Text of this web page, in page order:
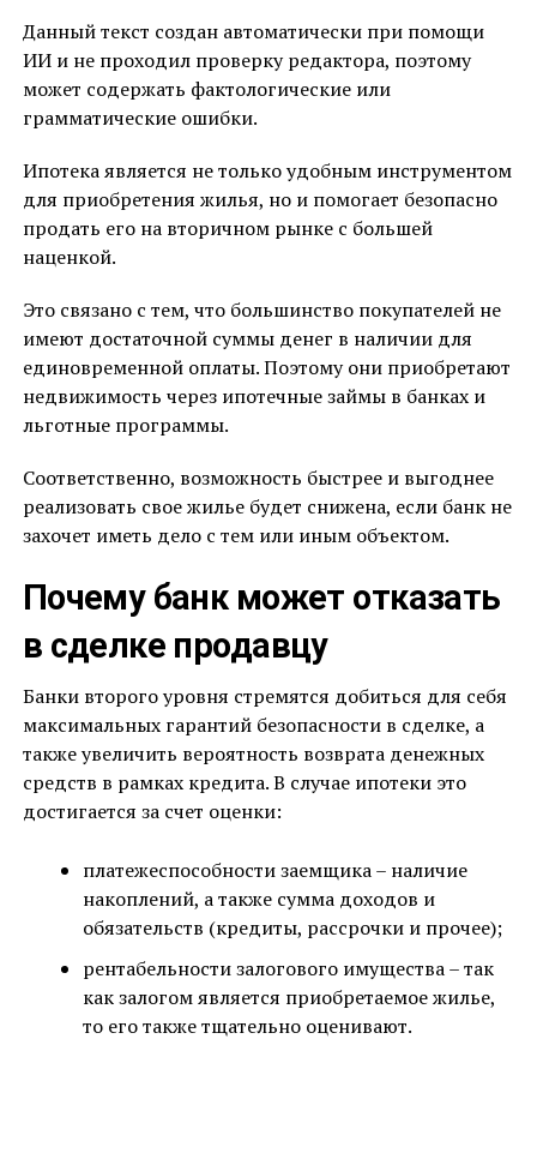
Данный текст создан автоматически при помощи
ИИ и не проходил проверку редактора, поэтому
может содержать фактологические или
грамматические ошибки.
Ипотека является не только удобным инструментом
для приобретения жилья, но и помогает безопасно
продать его на вторичном рынке с большей
наценкой.
Это связано с тем, что большинство покупателей не
имеют достаточной суммы денег в наличии для
единовременной оплаты. Поэтому они приобретают
недвижимость через ипотечные займы в банках и
льготные программы.
Соответственно, возможность быстрее и выгоднее
реализовать свое жилье будет снижена, если банк не
захочет иметь дело с тем или иным объектом.
Почему банк может отказать
в сделке продавцу
Банки второго уровня стремятся добиться для себя
максимальных гарантий безопасности в сделке, а
также увеличить вероятность возврата денежных
средств в рамках кредита. В случае ипотеки это
достигается за счет оценки:
платежеспособности заемщика – наличие
накоплений, а также сумма доходов и
обязательств (кредиты, рассрочки и прочее);
рентабельности залогового имущества – так
как залогом является приобретаемое жилье,
то его также тщательно оценивают.